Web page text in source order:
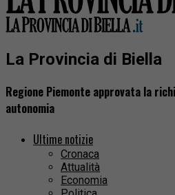
La Provincia di Biella
Regione Piemonte approvata la
autonomia
Ultime notizie
Cronaca
Attualità
Economia